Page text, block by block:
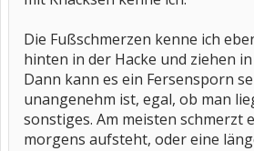
Die Fußschmerzen kenne ich
hinten in der Hacke und ziehen
Dann kann es ein Fersensporn
unangenehm ist, egal, ob man
sonstiges. Am meisten schmerzt
morgens aufsteht, oder eine